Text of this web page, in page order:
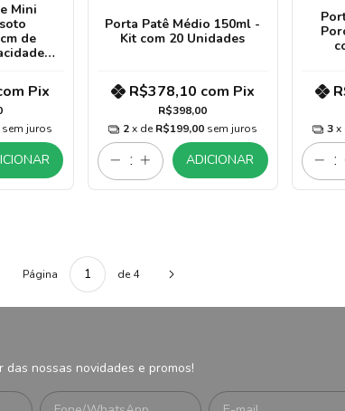
Mini
de
Pix
sem juros
Porta Patê Médio 150ml -
Kit com 20 Unidades
R$398,00
R$378,10 com Pix
2 x de R$199,00 sem juros
ADICIONAR
3x
Página de 4
das nossas novidades e promos!